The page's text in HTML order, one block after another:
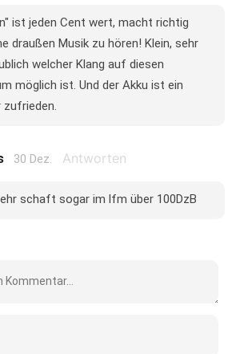
ist jeden Cent wert, macht richtig
draußen Musik zu hören! Klein, sehr
welcher Klang auf diesen
möglich ist. Und der Akku ist ein
zufrieden.
30 Dez. Antworten
schaft sogar im lfm über 100DzB